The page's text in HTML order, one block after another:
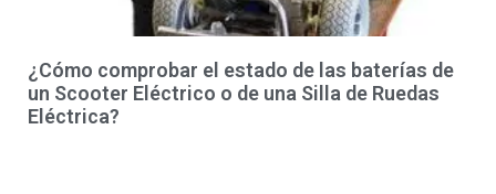
¿Cómo comprobar el estado de las baterías de
un Scooter Eléctrico o de una Silla de Ruedas
Eléctrica?